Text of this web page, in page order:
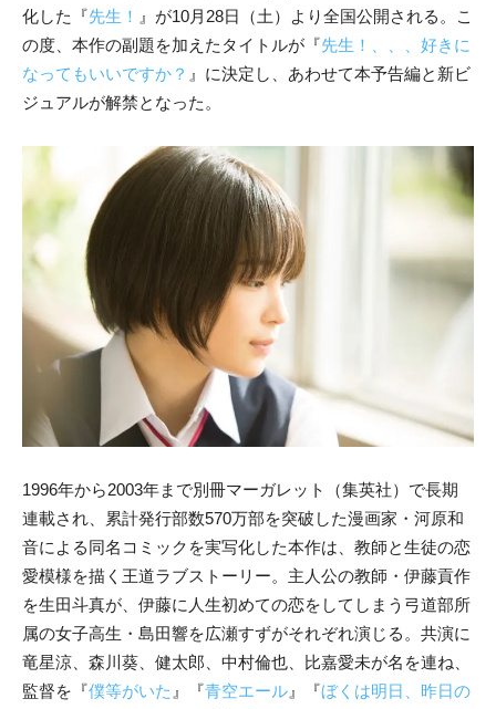
化した『先生！ 』が10月28日（土）より全国公開される。こ
の度、本作の副題を加えたタイトルが『先生！、、、好きに
なってもいいですか？ 』に決定し、あわせて本予告編と新ビ
ジュアルが解禁となった。
1996年から2003年まで別冊マーガレット（集英社）で長期
連載され、累計発行部数570万部を突破した漫画家・河原和
音による同名コミックを実写化した本作は、教師と生徒の恋
愛模様を描く王道ラブストーリー。主人公の教師・伊藤貢作
を生田斗真が、伊藤に人生初めての恋をしてしまう弓道部所
属の女子高生・島田響を広瀬すずがそれぞれ演じる。共演に
竜星涼、森川葵、健太郎、中村倫也、比嘉愛未が名を連ね、
監督を『僕等がいた 』『青空エール 』『ぼくは明日、昨日の